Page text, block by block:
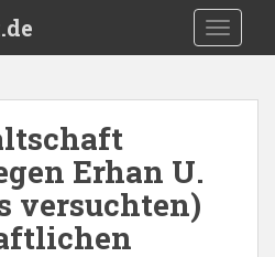
Erhan U.
versuchten)